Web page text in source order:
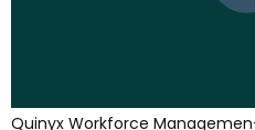
Bland Coors kunder finns ett
Quinyx Workforce